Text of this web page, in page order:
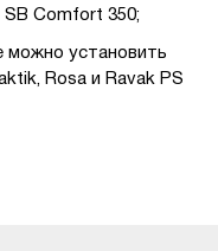
Comfort 350;
можно установить
Rosa и Ravak PS